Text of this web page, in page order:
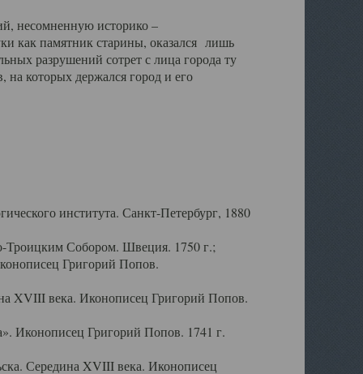
несомненную историко –
как памятник старины, оказался лишь
разрушений сотрет с лица города ту
которых держался город и его
института. Санкт-Петербург, 1880
Собором. Швеция. 1750 г.;
Григорий Попов.
XVIII века. Иконописец Григорий Попов.
Иконописец Григорий Попов. 1741 г.
Середина XVIII века. Иконописец